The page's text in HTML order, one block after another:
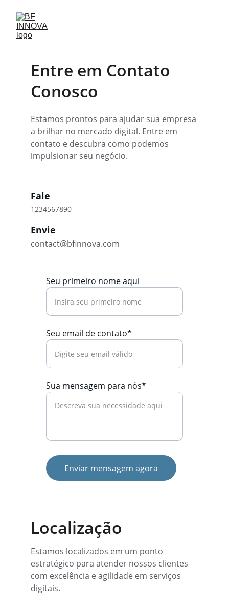
Entre em Contato
Conosco
Estamos prontos para ajudar sua empresa
a brilhar no mercado digital. Entre em
contato e descubra como podemos
impulsionar seu negócio.
Fale
1234567890
Envie
contact@bfinnova.com
Seu primeiro nome aqui
Seu email de contato*
Sua mensagem para nós*
Enviar mensagem agora
Localização
Estamos localizados em um ponto
estratégico para atender nossos clientes
com excelência e agilidade em serviços
digitais.